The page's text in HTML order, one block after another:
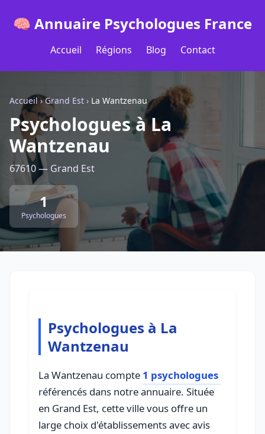
🧠 Annuaire Psychologues France
Accueil Régions Blog Contact
Accueil ›Grand Est › La Wantzenau
Psychologues à La
Wantzenau
67610 — Grand Est
1
Psychologues
Psychologues à La
Wantzenau
La Wantzenau compte 1 psychologues
référencés dans notre annuaire. Située
en Grand Est, cette ville vous offre un
large choix d'établissements avec avis